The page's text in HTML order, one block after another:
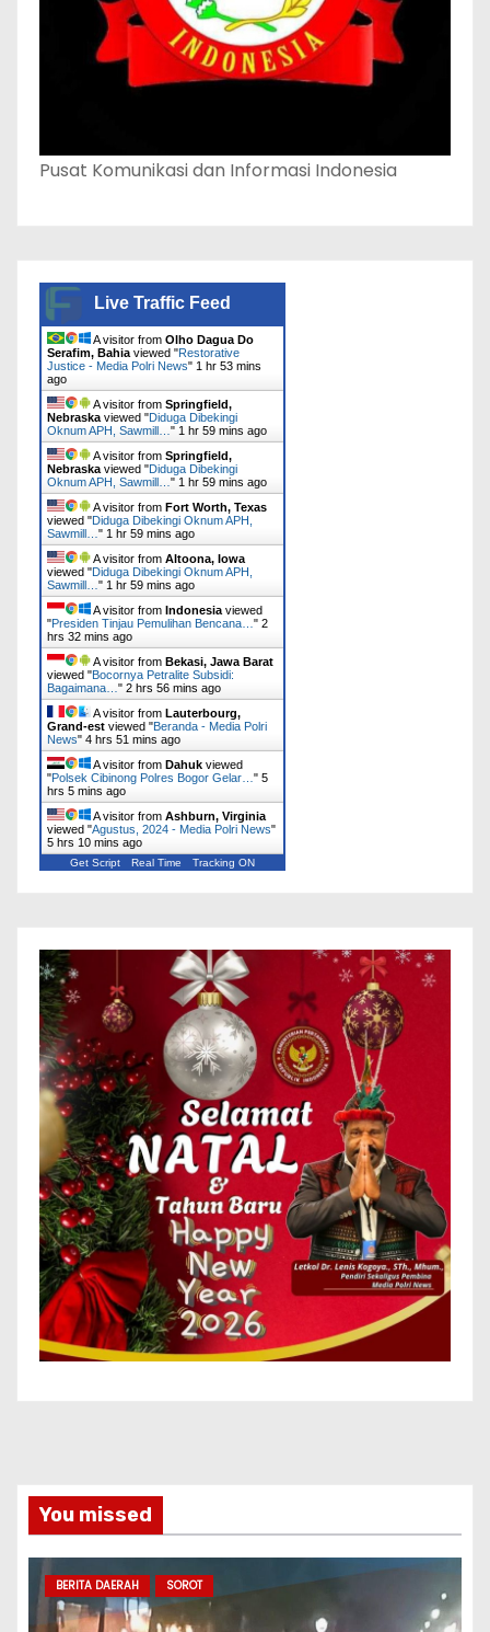
Pusat Komunikasi dan Informasi Indonesia
Live Traffic Feed
A visitor from Olho Dagua Do
Serafim, Bahia viewed "Restorative
Justice - Media Polri News" 1 hr 53 mins
ago
A visitor from Springfield,
Nebraska viewed "Diduga Dibekingi
Oknum APH, Sawmill… " 1 hr 59 mins ago
A visitor from Springfield,
Nebraska viewed "Diduga Dibekingi
Oknum APH, Sawmill… " 1 hr 59 mins ago
A visitor from Fort Worth, Texas
viewed "Diduga Dibekingi Oknum APH,
Sawmill… " 1 hr 59 mins ago
A visitor from Altoona, Iowa
viewed "Diduga Dibekingi Oknum APH,
Sawmill… " 1 hr 59 mins ago
A visitor from Indonesia viewed
"‎Presiden Tinjau Pemulihan Bencana… " 2
hrs 32 mins ago
A visitor from Bekasi, Jawa Barat
viewed "Bocornya Petralite Subsidi:
Bagaimana… " 2 hrs 56 mins ago
A visitor from Lauterbourg,
Grand-est viewed "Beranda - Media Polri
News" 4 hrs 51 mins ago
A visitor from Dahuk viewed
"Polsek Cibinong Polres Bogor Gelar… " 5
hrs 5 mins ago
A visitor from Ashburn, Virginia
viewed "Agustus, 2024 - Media Polri News"
5 hrs 10 mins ago
Get Script Real Time Tracking ON
You missed
BERITA DAERAH SOROT